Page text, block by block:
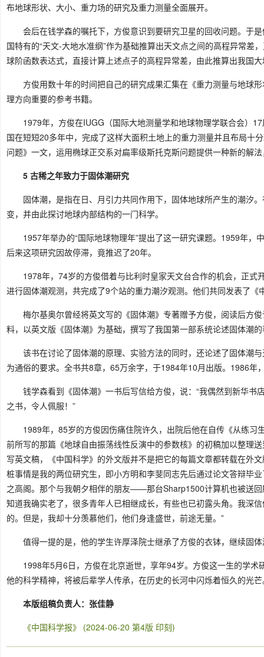
布地球形状、大小、重力场的研究及重力测量全面展开。
会后在钱学森的嘱托下，方俊意识到要研究卫星的回收问题。于
国特有的“天文-大地水准纲”作为基础推算出天文点之间的高程异常
球阶函数表达式，直接计算上述点子的高程异常差，由此推算出我国
方俊用数十年的时间把自己的研究成果汇集在《重力测量与地球
理方向重要的参考书籍。
1979年，方俊在IUGG（国际大地测量学和地球物理学联合会）
国在短短20多年中，完成了这样大面积土地上的重力测量并且布局十
问题》一文，运用椭球正交系对扁率级斯托克斯问题提供一种新的解
5 古稀之年致力于固体潮研究
固体潮，是指在日、月引力共同作用下，固体地球所产生的潮汐
变，并由此探讨地球内部结构的一门科学。
1957年举办的“国际地球物理年”提出了这一研究课题。1959年
后来这项研究因故停滞，竟推迟了20年。
1978年，74岁的方俊借着与比利时皇家天文台合作的机会，正
进行固体潮观测，共完成了9个站的重力潮汐观测。他们共同发表了
梅尔基奥尔曾经将英文写的《固体潮》专著赠予方俊，阅读后方
料，以英文版《固体潮》为基础，撰写了我国第一部系统论述固体潮
该书在讨论了固体潮的原理、实验方法的同时，还论述了固体潮
为通俗的要求。全书共8章，65万余字，于1984年10月出版。1986年
钱学森看到《固体潮》一书后写信给方俊，说：“我偶然到新华书
之书，令人佩服！”
1989年，85岁的方俊因伤痛住院许久，出院后他在自传《从练
前所写的那篇《地球自由振荡线性反演中的参数核》的初稿加以整理
写英文稿，《中国科学》的外文版并不是把它的每篇文章都转载在外
桩事情是我的两位研究生，即小方明和李斐同志先后通过论文答辩毕
之高阁。那个与我朝夕相伴的朋友——那台Sharp1500计算机也被送
知道我确实老了，很多青年人已相继成长，有些也已初露头角。我深
的。但是，我却十分羡慕他们，他们身逢盛世，前途无量。”
值得一提的是，他的学生许厚泽院士继承了方俊的衣钵，继续固
1998年5月6日，方俊在北京逝世，享年94岁。方俊这一生的学
他的科学精神，将被后辈学人传承，在历史的长河中闪烁着恒久的光
本版组稿负责人：张佳静
《中国科学报》 (2024-06-20 第4版 印刻)